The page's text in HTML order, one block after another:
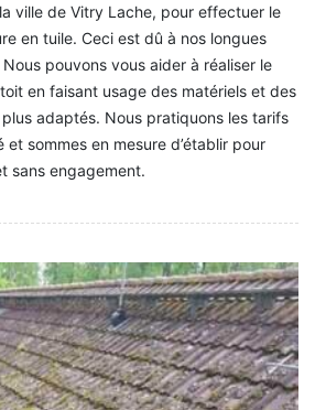
ville de Vitry Lache, pour effectuer le
en tuile. Ceci est dû à nos longues
pouvons vous aider à réaliser le
en faisant usage des matériels et des
adaptés. Nous pratiquons les tarifs
et sommes en mesure d’établir pour
sans engagement.